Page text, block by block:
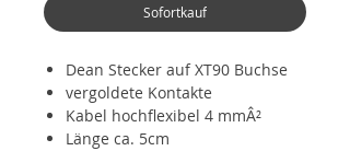
Sofortkauf
Dean Stecker auf XT90 Buchse
vergoldete Kontakte
Kabel hochflexibel 4 mmÂ²
Länge ca. 5cm